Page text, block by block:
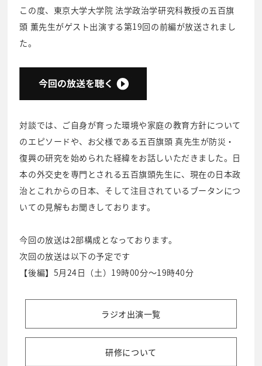
この度、東京大学大学院 法学政治学研究科教授の五百旗
頭 薫先生がゲスト出演する第19回の前編が放送されまし
た。
対談では、ご自身が育った環境や家庭の教育方針について
のエピソードや、お父様である五百旗頭 真先生が防災・
復興の研究を始められた経緯をお話しいただきました。日
本の外交史を専門とされる五百旗頭先生に、現在の日本政
治とこれからの日本、そして注目されているブータンにつ
いての見解もお聞きしております。
今回の放送は2部構成となっております。
次回の放送は以下の予定です
【後編】5月24日（土）19時00分～19時40分
ラジオ出演一覧
研修について